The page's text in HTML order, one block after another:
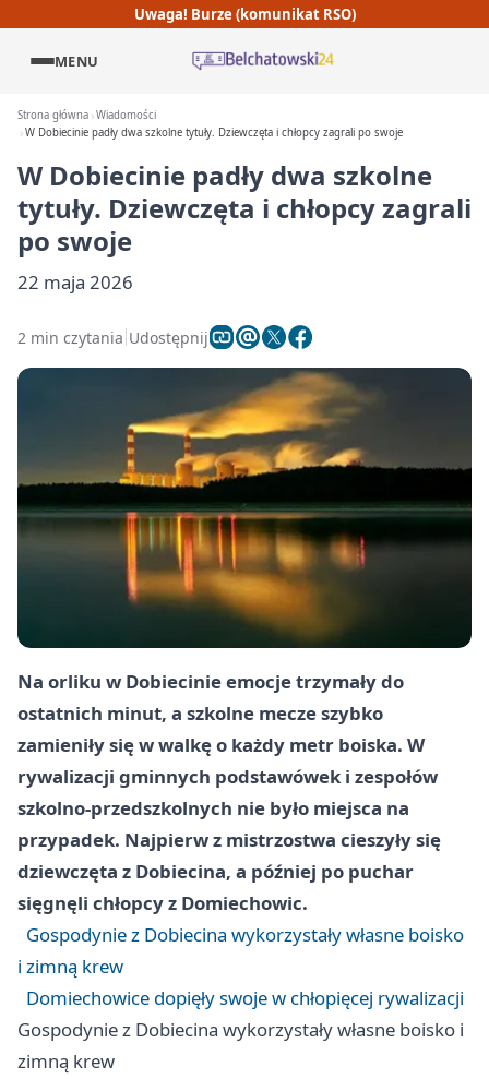
Uwaga! Burze (komunikat RSO)
MENU
Strona główna Wiadomości
W Dobiecinie padły dwa szkolne tytuły. Dziewczęta i chłopcy zagrali po swoje
W Dobiecinie padły dwa szkolne
tytuły. Dziewczęta i chłopcy zagrali
po swoje
22 maja 2026
2 min czytania Udostępnij
Na orliku w Dobiecinie emocje trzymały do
ostatnich minut, a szkolne mecze szybko
zamieniły się w walkę o każdy metr boiska. W
rywalizacji gminnych podstawówek i zespołów
szkolno-przedszkolnych nie było miejsca na
przypadek. Najpierw z mistrzostwa cieszyły się
dziewczęta z Dobiecina, a później po puchar
sięgnęli chłopcy z Domiechowic.
Gospodynie z Dobiecina wykorzystały własne boisko
i zimną krew
Domiechowice dopięły swoje w chłopięcej rywalizacji
Gospodynie z Dobiecina wykorzystały własne boisko i
zimną krew